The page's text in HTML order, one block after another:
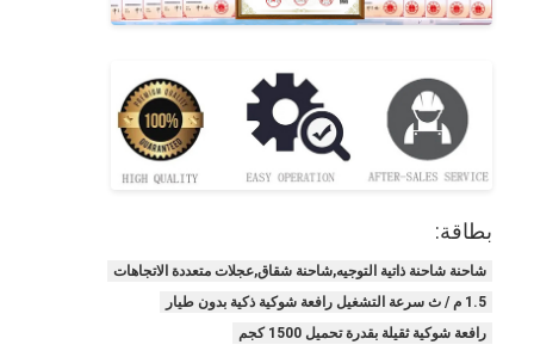
بطاقة:
شاحنة شاحنة ذاتية التوجيه,شاحنة شقاق,عجلات متعددة الاتجاهات
1.5 م / ث سرعة التشغيل رافعة شوكية ذكية بدون طيار
رافعة شوكية ثقيلة بقدرة تحميل 1500 كجم